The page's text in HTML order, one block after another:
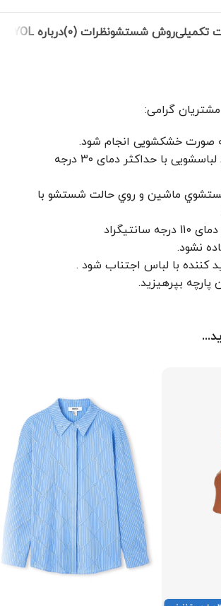
تکمیلیروش شستشونظرات (0) درباره IPEKYOL
گرامی:
صورت خشکشویی انجام شود.
شستشو با ماشین لباسشویی با حداکثر دمای ۳۰ درجه
ماشين و روي حالت شستشو با
نشود.
کننده با لباس اجتناب شود .
پارچه بپرهيزيد.